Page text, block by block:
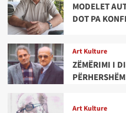
MODELET
DOT PA
Art Kulture
ZËMËRIMI I
Art Kulture